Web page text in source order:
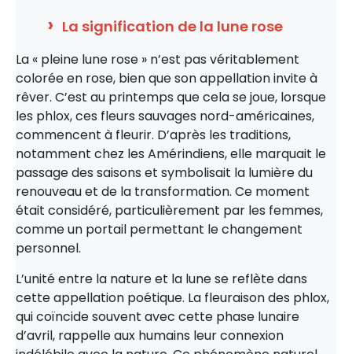
La signification de la lune rose
La « pleine lune rose » n’est pas véritablement
colorée en rose, bien que son appellation invite à
rêver. C’est au printemps que cela se joue, lorsque
les phlox, ces fleurs sauvages nord-américaines,
commencent à fleurir. D’après les traditions,
notamment chez les Amérindiens, elle marquait le
passage des saisons et symbolisait la lumière du
renouveau et de la transformation. Ce moment
était considéré, particulièrement par les femmes,
comme un portail permettant le changement
personnel.
L’unité entre la nature et la lune se reflète dans
cette appellation poétique. La fleuraison des phlox,
qui coïncide souvent avec cette phase lunaire
d’avril, rappelle aux humains leur connexion